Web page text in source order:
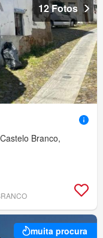
12 Fotos
Branco,
muita procura